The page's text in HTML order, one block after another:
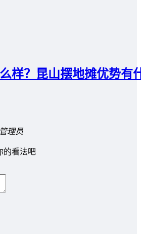
样？昆山摆地摊优势有
管理员
的看法吧